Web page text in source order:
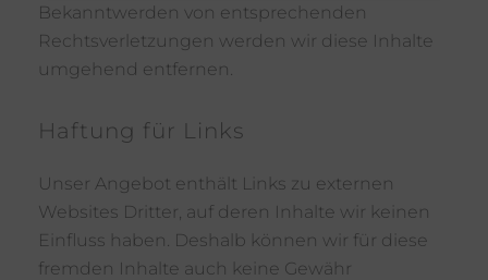
Bekanntwerden von entsprechenden
Rechtsverletzungen werden wir diese Inhalte
umgehend entfernen.
Haftung für Links
Unser Angebot enthält Links zu externen
Websites Dritter, auf deren Inhalte wir keinen
Einfluss haben. Deshalb können wir für diese
fremden Inhalte auch keine Gewähr